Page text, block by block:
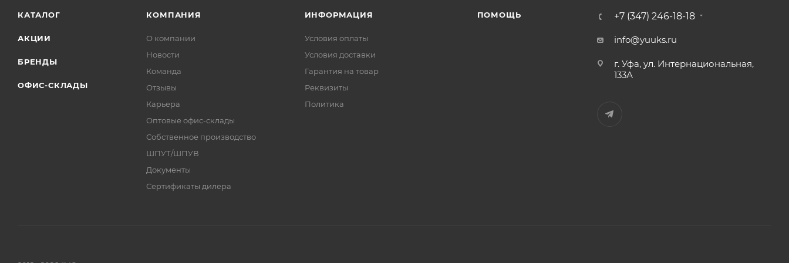
КАТАЛОГ
АКЦИИ
БРЕНДЫ
ОФИС-СКЛАДЫ
КОМПАНИЯ
О компании
Новости
Команда
Отзывы
Карьера
Оптовые офис-склады
Собственное производство
ШПУТ/ШПУВ
Документы
Сертификаты дилера
ИНФОРМАЦИЯ
Условия оплаты
Условия доставки
Гарантия на товар
Реквизиты
Политика
ПОМОЩЬ +7 (347) 246-18-18
info@yuuks.ru
г. Уфа, ул. Интернациональная,
133А